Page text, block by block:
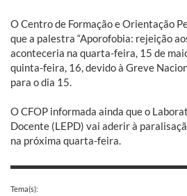
O Centro de Formação e Orientação
que a palestra “Aporofobia: rejeição
aconteceria na quarta-feira, 15 de
quinta-feira, 16, devido à Greve
para o dia 15.
O CFOP informada ainda que o
Docente (LEPD) vai aderir à
na próxima quarta-feira.
Tema(s):